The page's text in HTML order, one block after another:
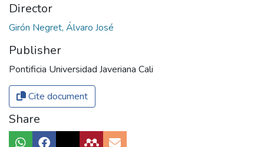
Director
Girón Negret, Álvaro José
Publisher
Pontificia Universidad Javeriana Cali
Cite document
Share